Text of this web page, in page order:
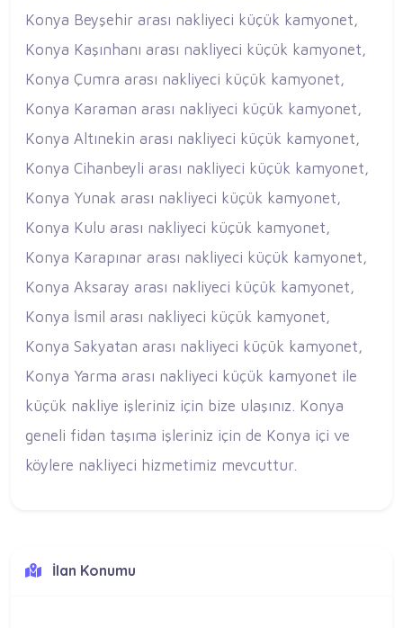
Konya Beyşehir arası nakliyeci küçük kamyonet,
Konya Kaşınhanı arası nakliyeci küçük kamyonet,
Konya Çumra arası nakliyeci küçük kamyonet,
Konya Karaman arası nakliyeci küçük kamyonet,
Konya Altınekin arası nakliyeci küçük kamyonet,
Konya Cihanbeyli arası nakliyeci küçük kamyonet,
Konya Yunak arası nakliyeci küçük kamyonet,
Konya Kulu arası nakliyeci küçük kamyonet,
Konya Karapınar arası nakliyeci küçük kamyonet,
Konya Aksaray arası nakliyeci küçük kamyonet,
Konya İsmil arası nakliyeci küçük kamyonet,
Konya Sakyatan arası nakliyeci küçük kamyonet,
Konya Yarma arası nakliyeci küçük kamyonet ile
küçük nakliye işleriniz için bize ulaşınız. Konya
geneli fidan taşıma işleriniz için de Konya içi ve
köylere nakliyeci hizmetimiz mevcuttur.
İlan Konumu